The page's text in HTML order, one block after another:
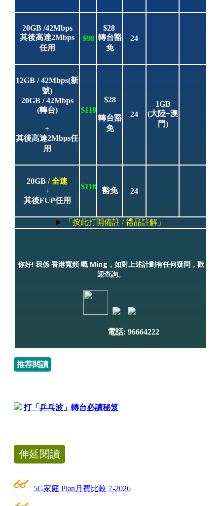
20GB /42Mbps
其後高達2Mbps
任用
$98
$28
轉台豁
免
24
12GB / 42Mbps(新
號)
20GB / 42Mbps
(轉台)
+
其後高達2Mbps任
用
$118
$28
轉台豁
免
24
1GB
(大陸+澳
門)
20GB /全速
+
其後FUP任用
$118 豁免 24
「按此打開備註 / 禮品註解」
你好! 我係 香港寬頻 嘅 Ming，如對上述計劃有任何疑問，歡
迎查詢。
電話: 96664222
推荐閱讀
打「乒乓波」轉台必讀秘笈
伸延閱讀
5G家庭 Plan月費比較 7-2026